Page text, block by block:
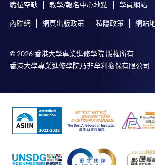
職位空缺 教學/報名中心地點 學員網站
內聯網 網頁出版政策 私隱政策 網站
© 2026 香港大學專業進修學院 版權所有
香港大學專業進修學院乃非牟利擔保有限公司